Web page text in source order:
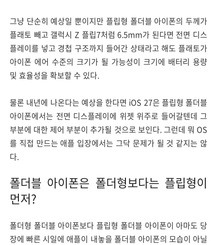
그냥 단순히 예상일 뿐이지만 플립형 폴더블 아이폰의 두께가
플래토 빼고 갤럭시 Z 플립7처럼 6.5mm가 된다면 전면 디스
플레이를 넣고 경첩 구조까지 들어간 상태라고 해도 플래토가
아이폰 에어 수준의 크기가 될 가능성이 크기에 배터리 용량
및 효율성을 확보할 수 있다.
물론 내년에 나온다는 예상을 한다면 iOS 27은 플립형 폴더블
아이폰에서는 전면 디스플레이에 위젯 위주로 들어갈텐데 그
부분에 대한 제어 부분이 추가될 것으로 보인다. 그런데 뭐 OS
를 직접 만드는 애플 입장에서는 그닥 문제가 될 것 같지는 않
다.
폴더블 아이폰은 폴더형보다는 플립형이
먼저?
폴더형 폴더블 아이폰보다 플립형 폴더블 아이폰이 아마도 당
장에 빠른 시일에 애플이 내놓을 폴더블 아이폰의 모습이 아닐